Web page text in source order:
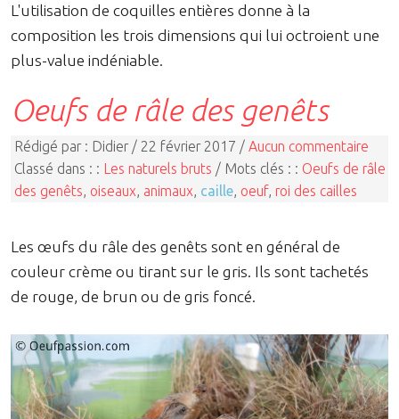
L'utilisation de coquilles entières donne à la
composition les trois dimensions qui lui octroient une
plus-value indéniable.
Oeufs de râle des genêts
Rédigé par : Didier / 22 février 2017 / Aucun commentaire
Classé dans : : Les naturels bruts / Mots clés : : Oeufs de râle
des genêts, oiseaux, animaux, caille, oeuf, roi des cailles
Les œufs du râle des genêts sont en général de
couleur crème ou tirant sur le gris. Ils sont tachetés
de rouge, de brun ou de gris foncé.